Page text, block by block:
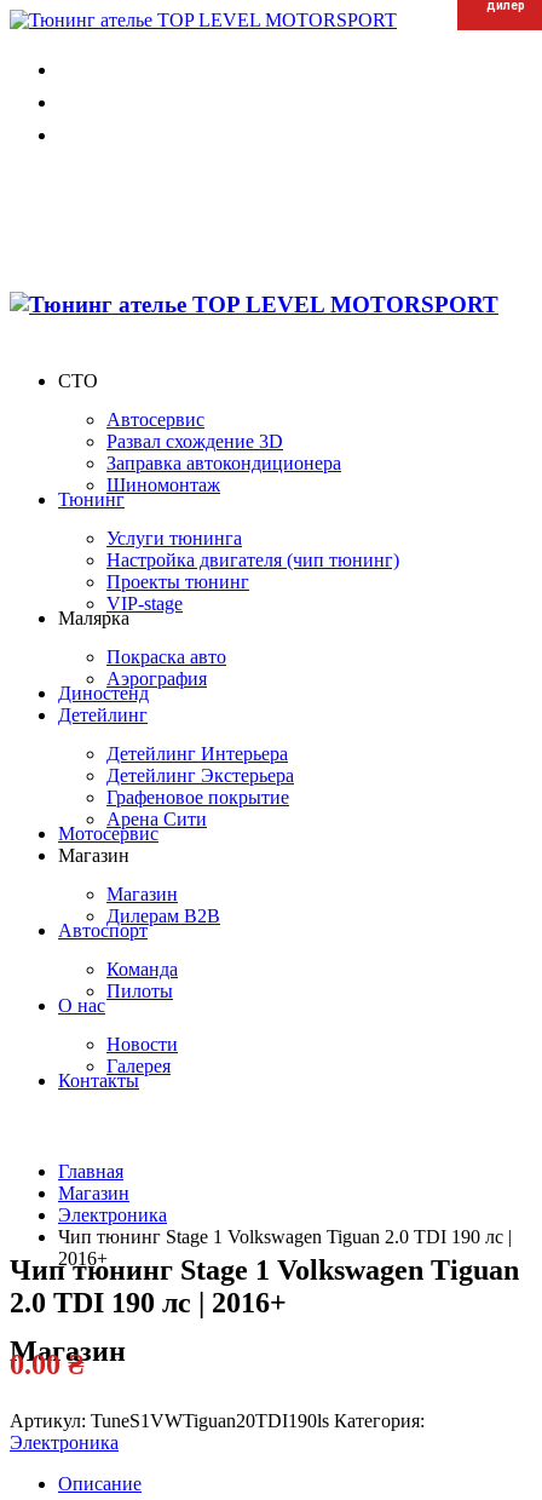
СТО
Автосервис
Развал схождение 3D
Заправка автокондиционера
Шиномонтаж
Тюнинг
Услуги тюнинга
Настройка двигателя (чип тюнинг)
Проекты тюнинг
VIP-stage
Малярка
Покраска авто
Аэрография
Диностенд
Детейлинг
Детейлинг Интерьера
Детейлинг Экстерьера
Графеновое покрытие
Арена Сити
Мотосервис
Магазин
Магазин
Дилерам B2B
Автоспорт
Команда
Пилоты
О нас
Новости
Галерея
Контакты
Главная
Магазин
Электроника
Чип тюнинг Stage 1 Volkswagen Tiguan 2.0 TDI 190 лс |
2016+
Магазин
Чип тюнинг Stage 1 Volkswagen Tiguan
2.0 TDI 190 лс | 2016+
0.00₴
Артикул: TuneS1VWTiguan20TDI190ls Категория:
Электроника
Описание
дилер
дилер
дилер